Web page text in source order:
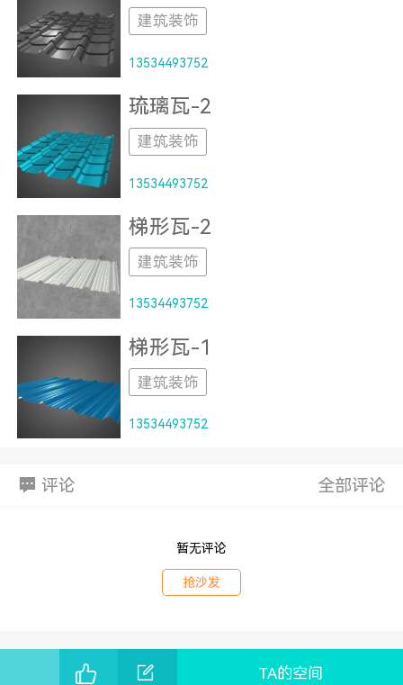
建筑装饰
13534493752
琉璃瓦-2
建筑装饰
13534493752
梯形瓦-2
建筑装饰
13534493752
梯形瓦-1
建筑装饰
13534493752
评论 全部评论
暂无评论
抢沙发
TA的空间